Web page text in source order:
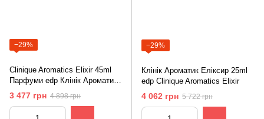
−29%
Clinique Aromatics Elixir 45ml
Парфуми edp Клінік Ароматик
Еліксир
3 477 грн 4 898 грн
−29%
Клінік Ароматик Еліксир 25ml
edp Clinique Aromatics Elixir
4 062 грн 5 722 грн